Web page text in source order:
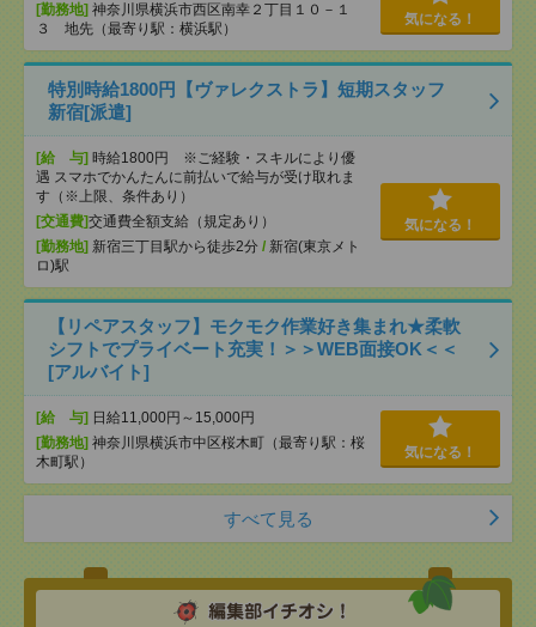
[勤務地] 神奈川県横浜市西区南幸２丁目１０－１
３ 地先（最寄り駅：横浜駅）
気になる！
特別時給1800円【ヴァレクストラ】短期スタッフ
新宿[派遣]
[給 与] 時給1800円 ※ご経験・スキルにより優
遇 スマホでかんたんに前払いで給与が受け取れま
す（※上限、条件あり）
[交通費]交通費全額支給（規定あり）
[勤務地] 新宿三丁目駅から徒歩2分 / 新宿(東京メト
ロ)駅
気になる！
【リペアスタッフ】モクモク作業好き集まれ★柔軟
シフトでプライベート充実！＞＞WEB面接OK＜＜
[アルバイト]
[給 与] 日給11,000円～15,000円
[勤務地] 神奈川県横浜市中区桜木町（最寄り駅：桜
木町駅）
気になる！
すべて見る